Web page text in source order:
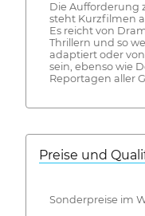
Die Aufforderung
steht Kurzfilmen
Es reicht von
Thrillern und so
adaptiert oder
sein, ebenso wie
Reportagen aller
Preise und
Sonderpreise im